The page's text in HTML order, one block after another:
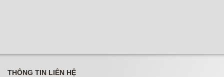
THÔNG TIN LIÊN HỆ